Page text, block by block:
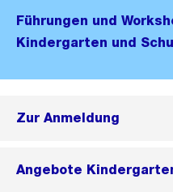
Führungen und
Kindergarten und
Zur Anmeldung
Angebote